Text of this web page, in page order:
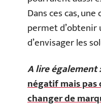
Dans ces cas,
permet
d’envisager les
A lire également :
négatif mais
changer de